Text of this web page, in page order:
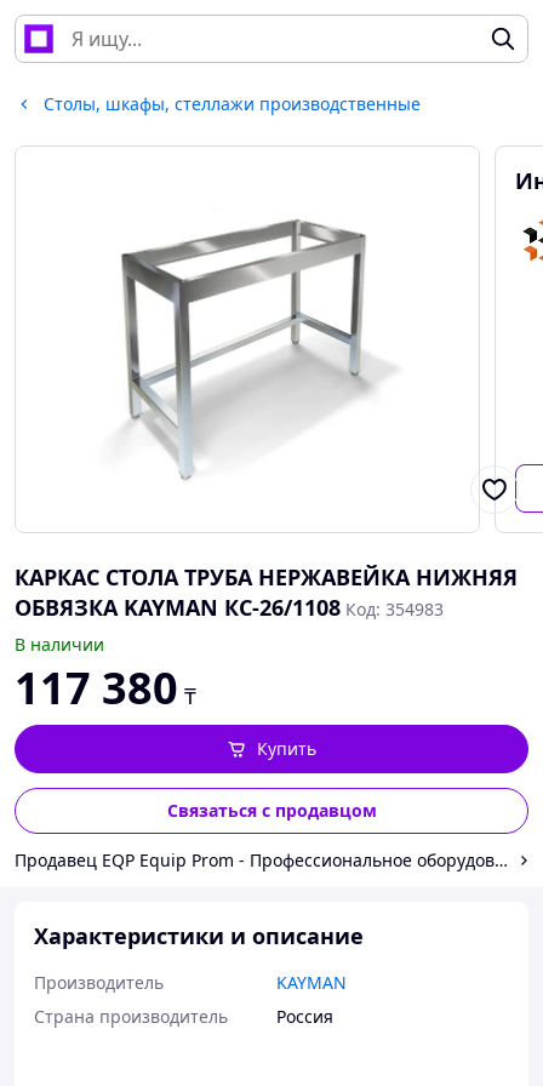
Столы, шкафы, стеллажи производственные
КАРКАС СТОЛА ТРУБА НЕРЖАВЕЙКА НИЖНЯЯ
ОБВЯЗКА KAYMAN КС-26/1108 Код: 354983
В наличии
117 380 ₸
Купить
Связаться с продавцом
Продавец EQP Equip Prom - Профессиональное оборудование
Характеристики и описание
Производитель
KAYMAN
Страна производитель
Россия